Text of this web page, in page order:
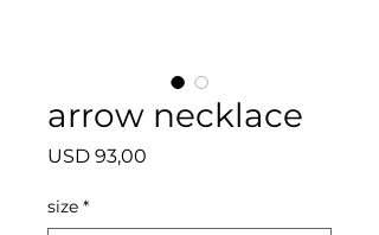
arrow necklace
USD 93,00
size *